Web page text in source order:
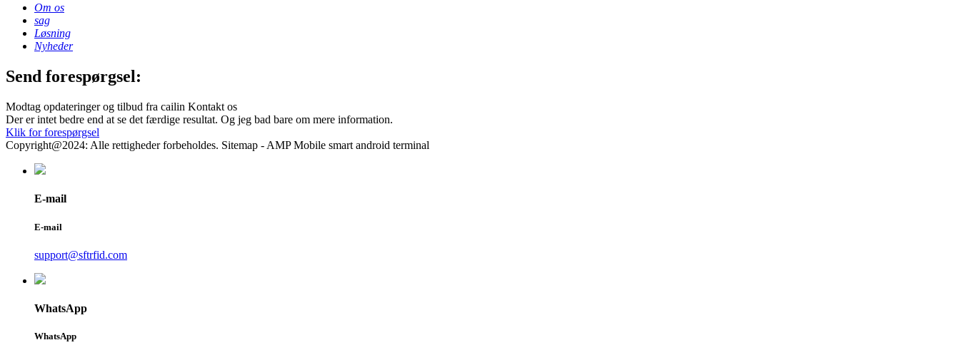
Om os
sag
Løsning
Nyheder
Send forespørgsel:
Modtag opdateringer og tilbud fra cailin Kontakt os
Der er intet bedre end at se det færdige resultat. Og jeg bad bare om mere information.
Klik for forespørgsel
Copyright@2024: Alle rettigheder forbeholdes. Sitemap - AMP Mobile smart android terminal
E-mail
E-mail
support@sftrfid.com
WhatsApp
WhatsApp